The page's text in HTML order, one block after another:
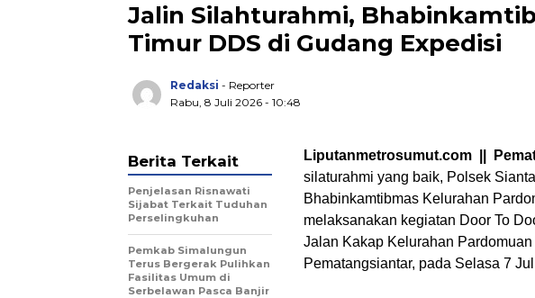
Jalin Silahturahmi,
Timur DDS di Gudang Expedisi
Redaksi - Reporter
Rabu, 8 Juli 2026 - 10:48
Liputanmetrosumut.com ||
silaturahmi yang baik, Polsek
Bhabinkamtibmas Kelurahan
melaksanakan kegiatan Door To
Jalan Kakap Kelurahan
Pematangsiantar, pada Selasa 7
Berita Terkait
Penjelasan Risnawati
Sijabat Terkait Tuduhan
Perselingkuhan
Pemkab Simalungun
Terus Bergerak Pulihkan
Fasilitas Umum di
Serbelawan Pasca Banjir